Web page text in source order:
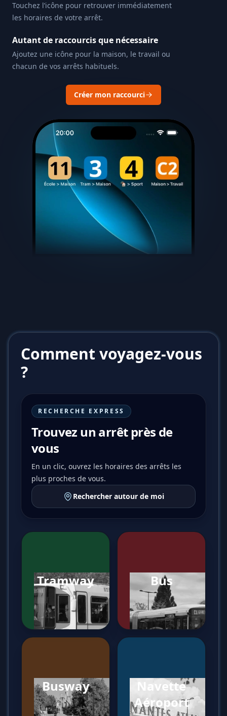
Touchez l’icône pour retrouver immédiatement
les horaires de votre arrêt.
Autant de raccourcis que nécessaire
Ajoutez une icône pour la maison, le travail ou
chacun de vos arrêts habituels.
Créer mon raccourci
Comment voyagez-vous
?
RECHERCHE EXPRESS
Trouvez un arrêt près de
vous
En un clic, ouvrez les horaires des arrêts les
plus proches de vous.
Rechercher autour de moi
Tramway Bus
Busway
Navette
Aéroport